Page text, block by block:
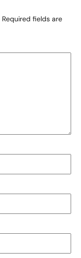
Required fields are